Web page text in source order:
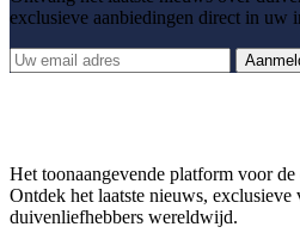
exclusieve aanbiedingen direct in uw
Het toonaangevende platform voor de
Ontdek het laatste nieuws,
duivenliefhebbers wereldwijd.